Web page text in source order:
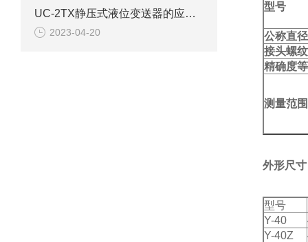
UC-2TX静压式液位变送器的应用需要遵循的选型规则
2023-04-20
型号
公称直
接头螺纹
精确度
测量范
外形尺
型号
Y-40
Y-40Z